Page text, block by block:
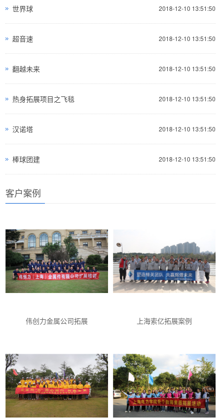
2018-12-10 13:51:50
世界球
2018-12-10 13:51:50
超音速
2018-12-10 13:51:50
翻越未来
2018-12-10 13:51:50
热身拓展项目之飞毯
2018-12-10 13:51:50
汉诺塔
2018-12-10 13:51:50
棒球团建
客户案例
伟创力金属公司拓展 上海索亿拓展案例